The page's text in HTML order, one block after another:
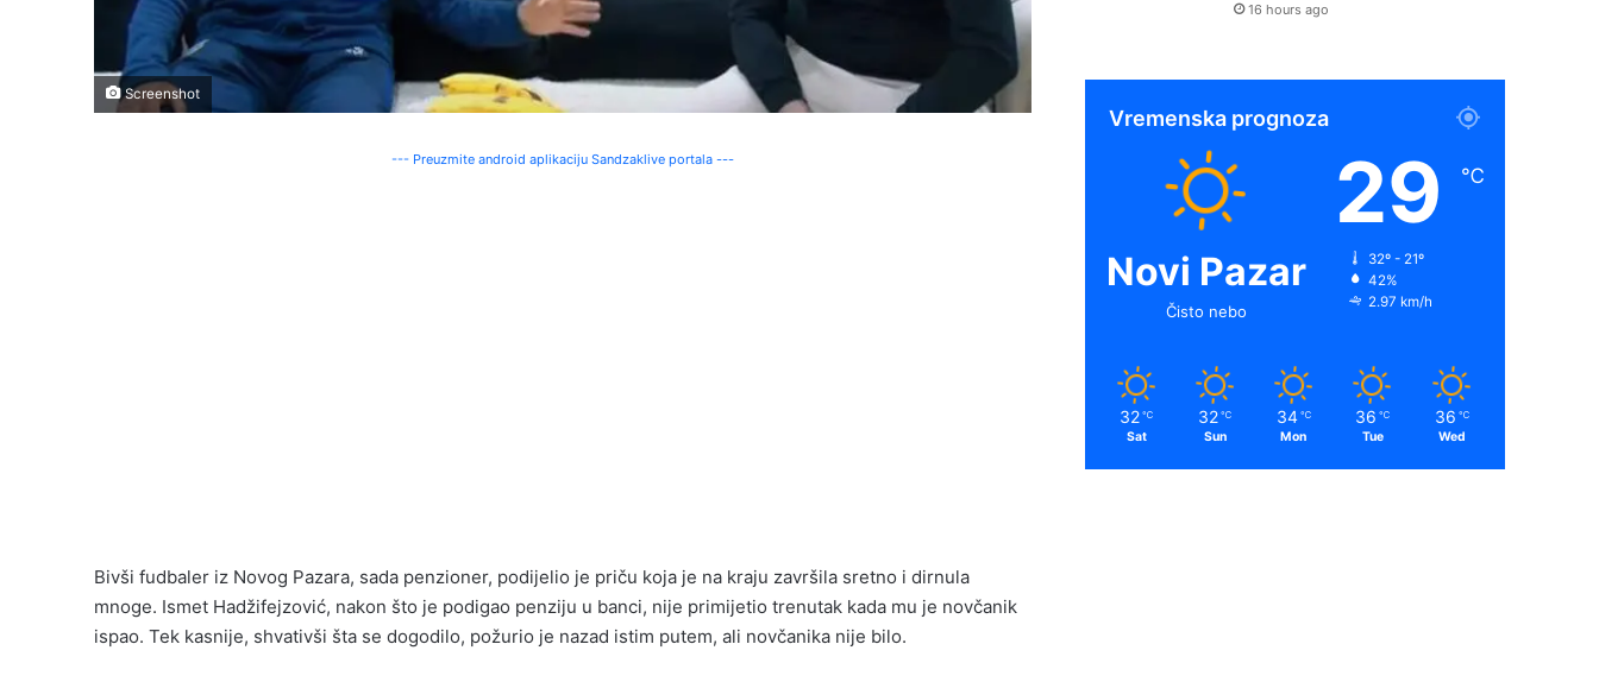
Screenshot
--- Preuzmite android aplikaciju Sandzaklive portala ---
Bivši fudbaler iz Novog Pazara, sada penzioner, podijelio je priču koja je na kraju završila sretno i dirnula
mnoge. Ismet Hadžifejzović, nakon što je podigao penziju u banci, nije primijetio trenutak kada mu je novčanik
ispao. Tek kasnije, shvativši šta se dogodilo, požurio je nazad istim putem, ali novčanika nije bilo.
16 hours ago
Vremenska prognoza
Novi Pazar
Čisto nebo
29 ℃
32º - 21º
42%
2.97 km/h
32 ℃
Sat
32 ℃
Sun
34 ℃
Mon
36 ℃
Tue
36 ℃
Wed